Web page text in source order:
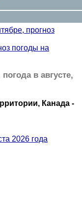
прогноз
погоды на
в августе,
Канада -
2026 года